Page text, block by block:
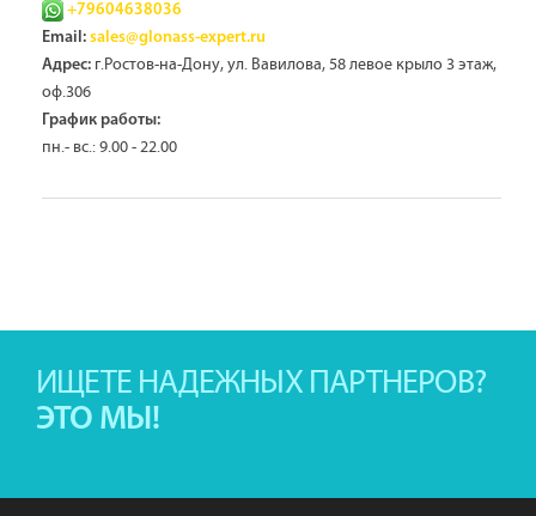
+79604638036
Email: sales@glonass-expert.ru
Адрес: г.Ростов-на-Дону, ул. Вавилова, 58 левое крыло 3 этаж,
оф.306
График работы:
пн.- вс.: 9.00 - 22.00
ИЩЕТЕ НАДЕЖНЫХ ПАРТНЕРОВ?
ЭТО МЫ!